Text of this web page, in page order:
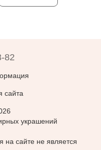
82
сайта
украшений
сайте не является